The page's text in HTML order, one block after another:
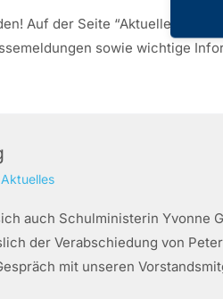
Auf der Seite “Aktuelles”
sowie wichtige
Aktuelles
auch Schulministerin Yvonne
der Verabschiedung von
mit unseren